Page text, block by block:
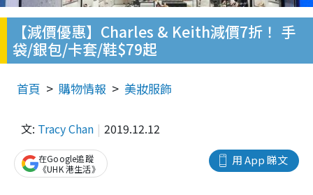
【減價優惠】Charles & Keith減價7折！ 手
袋/銀包/卡套/鞋$79起
首頁 購物情報 美妝服飾
文: Tracy Chan 2019.12.12
用 App 睇文
在Google追蹤
《UHK 港生活》